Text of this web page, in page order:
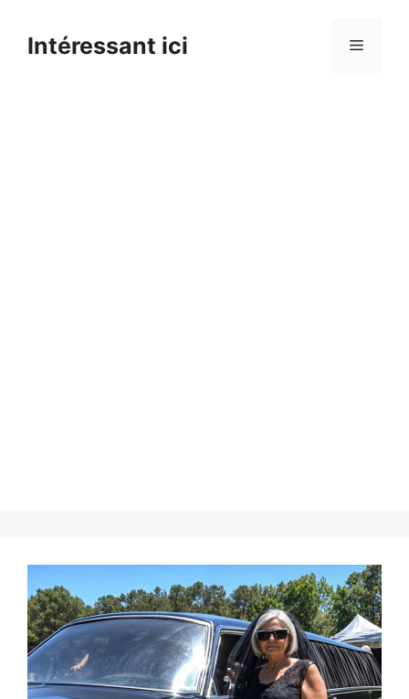
contentIntéressant ici Menu